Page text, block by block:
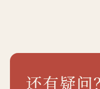
还有疑问